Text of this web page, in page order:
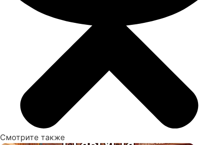
Смотрите также